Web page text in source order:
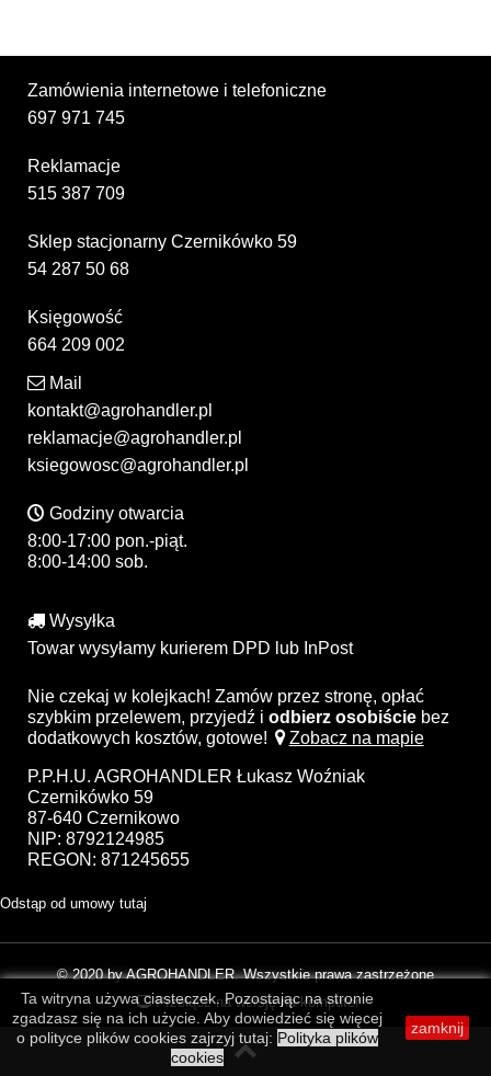
Ta witryna używa ciasteczek. Pozostając na stronie
zgadzasz się na ich użycie. Aby dowiedzieć się więcej
o polityce plików cookies zajrzyj tutaj: Polityka plików
cookies
zamknij
Zamówienia internetowe i telefoniczne
697 971 745
Reklamacje
515 387 709
Sklep stacjonarny Czernikówko 59
54 287 50 68
Księgowość
664 209 002
Mail
kontakt@agrohandler.pl
reklamacje@agrohandler.pl
ksiegowosc@agrohandler.pl
Godziny otwarcia
8:00-17:00 pon.-piąt.
8:00-14:00 sob.
Wysyłka
Towar wysyłamy kurierem DPD lub InPost
Nie czekaj w kolejkach! Zamów przez stronę, opłać
szybkim przelewem, przyjedź i odbierz osobiście bez
dodatkowych kosztów, gotowe!
Zobacz na mapie
P.P.H.U. AGROHANDLER Łukasz Woźniak
Czernikówko 59
87-640 Czernikowo
NIP: 8792124985
REGON: 871245655
Odstąp od umowy tutaj
© 2020 by AGROHANDLER. Wszystkie prawa zastrzeżone
Przełącz na wersję na komputer